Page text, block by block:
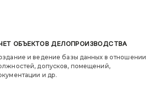
ОБЪЕКТОВ ДЕЛОПРОИЗВОДСТВА
и ведение базы данных в отношении
допусков, помещений,
и др.